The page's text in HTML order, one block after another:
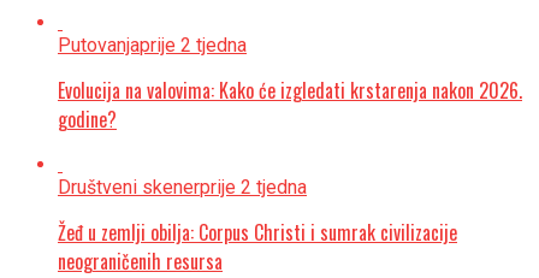
Putovanjaprije 2 tjedna
Evolucija na valovima: Kako će izgledati krstarenja nakon 2026.
godine?
Društveni skenerprije 2 tjedna
Žeđ u zemlji obilja: Corpus Christi i sumrak civilizacije
neograničenih resursa